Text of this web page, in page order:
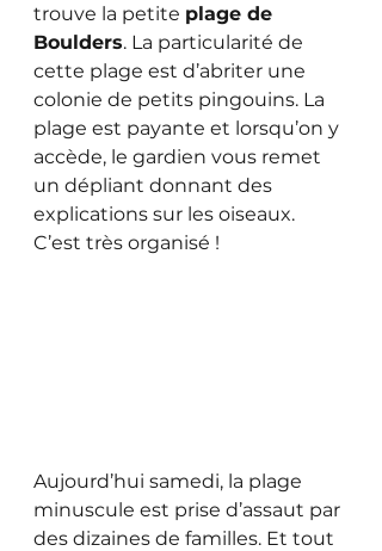
trouve la petite plage de
Boulders. La particularité de
cette plage est d’abriter une
colonie de petits pingouins. La
plage est payante et lorsqu’on y
accède, le gardien vous remet
un dépliant donnant des
explications sur les oiseaux.
C’est très organisé !
Aujourd’hui samedi, la plage
minuscule est prise d’assaut par
des dizaines de familles. Et tout